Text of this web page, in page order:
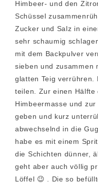
Himbeer- und den
Schüssel
Zucker und Salz in
sehr schaumig
mit dem Backpulver
sieben und zusammen
glatten Teig verrühren.
teilen. Zur einen Hälfte
Himbeermasse und
geben und kurz
abwechselnd in die
habe es mit einem
die Schichten dünner,
geht aber auch völlig
Löffel 😉 . Die so